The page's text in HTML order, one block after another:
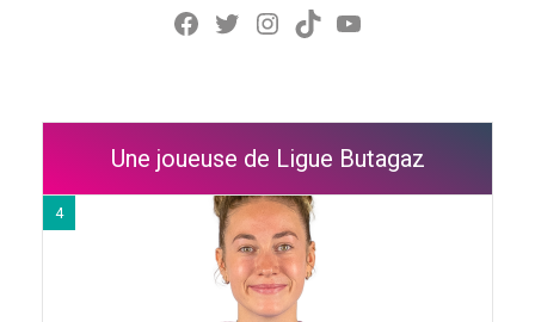
Facebook
Twitter
Instagram
TikTokYouTube
Une joueuse de Ligue Butagaz
4